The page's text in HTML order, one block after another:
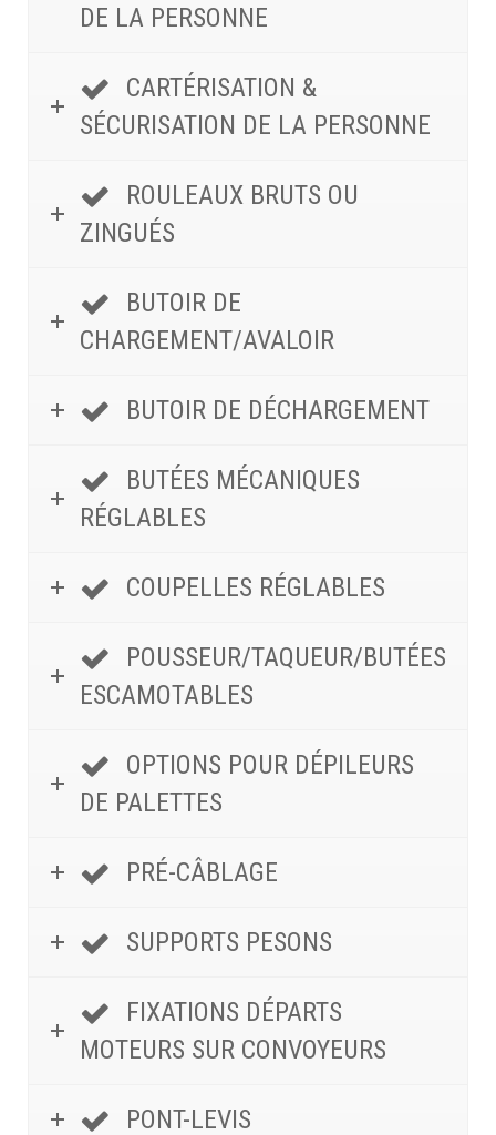
DE LA PERSONNE
CARTÉRISATION &
SÉCURISATION DE LA PERSONNE
ROULEAUX BRUTS OU
ZINGUÉS
BUTOIR DE
CHARGEMENT/AVALOIR
BUTOIR DE DÉCHARGEMENT
BUTÉES MÉCANIQUES
RÉGLABLES
COUPELLES RÉGLABLES
POUSSEUR/TAQUEUR/BUTÉES
ESCAMOTABLES
OPTIONS POUR DÉPILEURS
DE PALETTES
PRÉ-CÂBLAGE
SUPPORTS PESONS
FIXATIONS DÉPARTS
MOTEURS SUR CONVOYEURS
PONT-LEVIS